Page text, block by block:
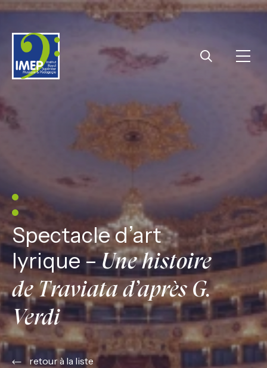
Spectacle d’art
lyrique –Une histoire
de Traviata d’après G.
Verdi
retour à la liste